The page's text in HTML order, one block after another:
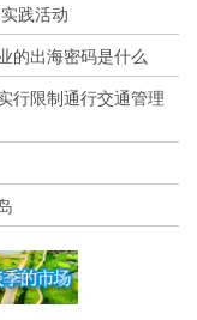
践活动
的出海密码是什么
行限制通行交通管理